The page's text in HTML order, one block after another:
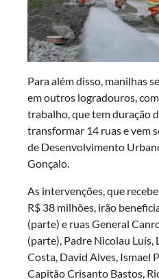
Para além disso, manilhas
em outros logradouros,
trabalho, que tem duração
transformar 14 ruas e vem
de Desenvolvimento
Gonçalo.
As intervenções, que
R$ 38 milhões, irão
(parte) e ruas General
(parte), Padre Nicolau
Costa, David Alves, Ismael
Capitão Crisanto Bastos,